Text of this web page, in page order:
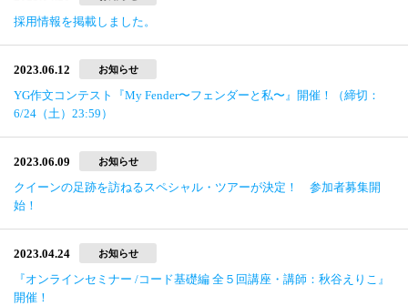
採用情報を掲載しました。
2023.06.12 お知らせ
YG作文コンテスト『My Fender〜フェンダーと私〜』開催！（締切：
6/24（土）23:59）
2023.06.09 お知らせ
クイーンの足跡を訪ねるスペシャル・ツアーが決定！ 参加者募集開
始！
2023.04.24 お知らせ
『オンラインセミナー /コード基礎編 全５回講座・講師：秋谷えりこ』
開催！